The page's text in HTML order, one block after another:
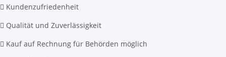
Kundenzufriedenheit
Qualität und Zuverlässigkeit
Kauf auf Rechnung für Behörden möglich